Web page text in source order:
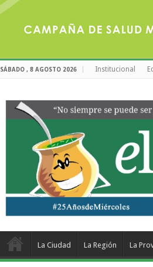
SÁBADO , 8 AGOSTO 2026 Institucional
La Ciudad La Región La